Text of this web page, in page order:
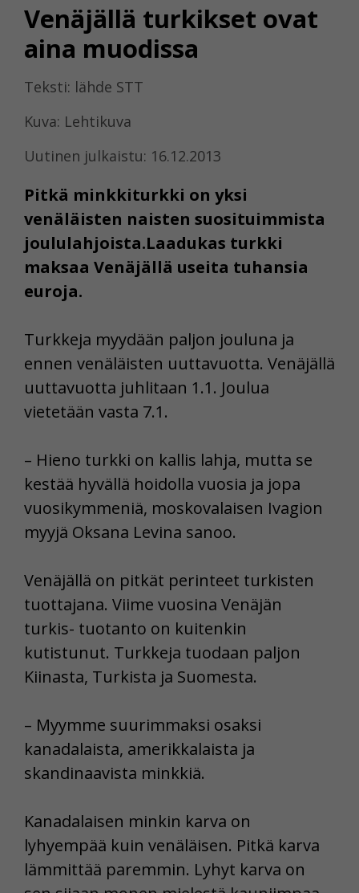
Venäjällä turkikset ovat
aina muodissa
Teksti: lähde STT
Kuva: Lehtikuva
Uutinen julkaistu: 16.12.2013
Pitkä minkkiturkki on yksi
venäläisten naisten suosituimmista
joululahjoista.Laadukas turkki
maksaa Venäjällä useita tuhansia
euroja.
Turkkeja myydään paljon jouluna ja
ennen venäläisten uuttavuotta. Venäjällä
uuttavuotta juhlitaan 1.1. Joulua
vietetään vasta 7.1.
– Hieno turkki on kallis lahja, mutta se
kestää hyvällä hoidolla vuosia ja jopa
vuosikymmeniä, moskovalaisen Ivagion
myyjä Oksana Levina sanoo.
Venäjällä on pitkät perinteet turkisten
tuottajana. Viime vuosina Venäjän
turkis- tuotanto on kuitenkin
kutistunut. Turkkeja tuodaan paljon
Kiinasta, Turkista ja Suomesta.
– Myymme suurimmaksi osaksi
kanadalaista, amerikkalaista ja
skandinaavista minkkiä.
Kanadalaisen minkin karva on
lyhyempää kuin venäläisen. Pitkä karva
lämmittää paremmin. Lyhyt karva on